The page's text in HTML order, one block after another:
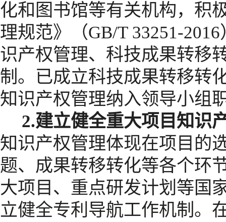
化和图书馆等有关机构，积
理规范》（GB/T 33251-2016
识产权管理、科技成果转移
制。已成立科技成果转移转
知识产权管理纳入领导小组
2.建立健全重大项目知识
知识产权管理体现在项目的
题、成果转移转化等各个环
大项目、重点研发计划等国
立健全专利导航工作机制。